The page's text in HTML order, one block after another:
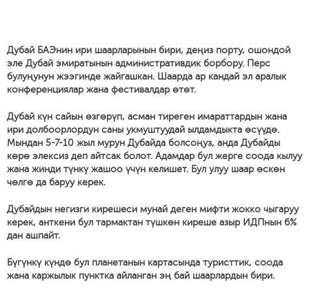
Дубай БАЭнин ири шаарларынын бири, деңиз порту, ошондой
эле Дубай эмиратынын административдик борбору. Перс
булуңунун жээгинде жайгашкан. Шаарда ар кандай эл аралык
конференциялар жана фестивалдар өтөт.
Дубай күн сайын өзгөрүп, асман тиреген имараттардын жана
ири долбоорлордун саны укмуштуудай ылдамдыкта өсүүдө.
Мындан 5-7-10 жыл мурун Дубайда болсоңуз, анда Дубайды
көрө элексиз деп айтсак болот. Адамдар бул жерге соода кылуу
жана жинди түнкү жашоо үчүн келишет. Бул улуу шаар өскөн
чөлгө да баруу керек.
Дубайдын негизги кирешеси мунай деген мифти жокко чыгаруу
керек, анткени бул тармактан түшкөн киреше азыр ИДПнын 6%
дан ашпайт.
Бүгүнкү күндө бул планетанын картасында туристтик, соода
жана каржылык пунктка айланган эң бай шаарлардын бири.